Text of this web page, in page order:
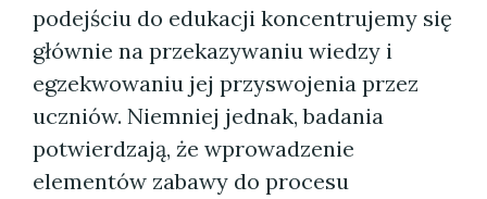
podejściu do edukacji koncentrujemy się
głównie na przekazywaniu wiedzy i
egzekwowaniu jej przyswojenia przez
uczniów. Niemniej jednak, badania
potwierdzają, że wprowadzenie
elementów zabawy do procesu